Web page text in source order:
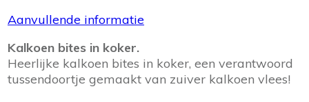
Aanvullende informatie
Kalkoen bites in koker.
Heerlijke kalkoen bites in koker, een verantwoord
tussendoortje gemaakt van zuiver kalkoen vlees!